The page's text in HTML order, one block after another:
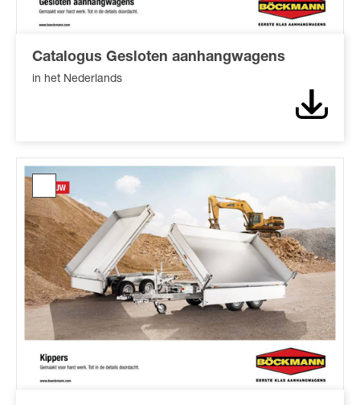
Catalogus Gesloten aanhangwagens
in het Nederlands
Catalogus
Kippers*